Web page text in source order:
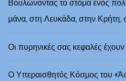
Βουλώνοντας το στόμα ενός
μάνα, στη Λευκάδα, στην Κρήτη,
Οι πυρηνικές σας κεφαλές έχουν
Ο Υπεραισθητός Κόσμος του